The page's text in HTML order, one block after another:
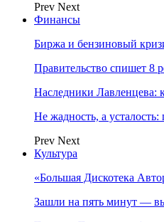
Prev Next
Финансы
Биржа и бензиновый
Правительство спишет 8
Наследники Лавленцева:
Не жадность, а
Prev Next
Культура
«Большая Дискотека
Зашли на пять минут —